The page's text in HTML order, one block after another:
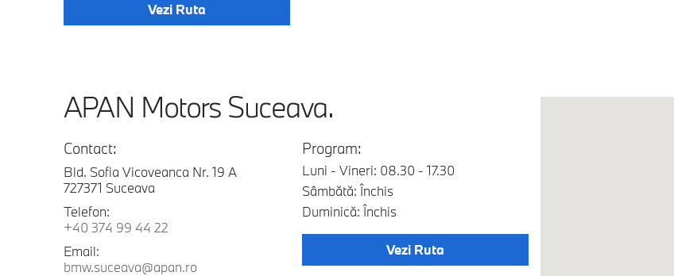
Vezi Ruta
APAN Motors Suceava.
Contact:
Bld. Sofia Vicoveanca Nr. 19 A
727371 Suceava
Telefon:
+40 374 99 44 22
Email:
bmw.suceava@apan.ro
Program:
Luni - Vineri: 08.30 - 17.30
Sâmbătă: Închis
Duminică: Închis
Vezi Ruta